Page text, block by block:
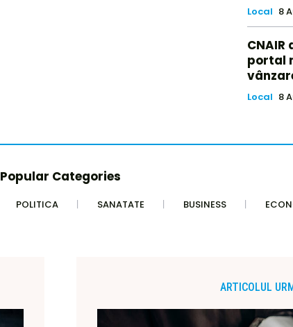
Local 8
portal
Local 8
Popular Categories
POLITICA SANATATE BUSINESS
ARTICOLUL